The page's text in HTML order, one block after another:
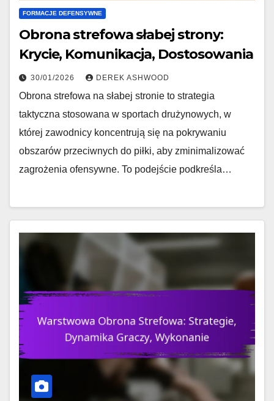
FORMACJE DEFENSYWNE
Obrona strefowa słabej strony:
Krycie, Komunikacja, Dostosowania
30/01/2026 DEREK ASHWOOD
Obrona strefowa na słabej stronie to strategia
taktyczna stosowana w sportach drużynowych, w
której zawodnicy koncentrują się na pokrywaniu
obszarów przeciwnych do piłki, aby zminimalizować
zagrożenia ofensywne. To podejście podkreśla…